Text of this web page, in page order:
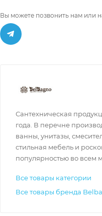
Вы можете позвонить нам или
Сантехническая
года. В перечне
ванны, унитазы,
стильная мебель и
популярностью во всем
Все товары категории
Все товары бренда